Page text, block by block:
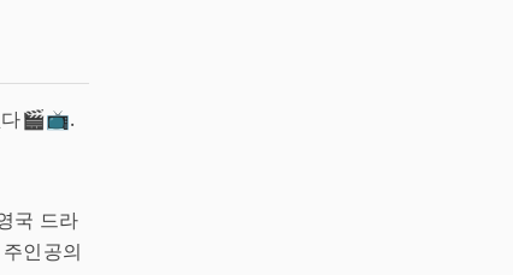
다🎬📺.
국 드라
인공의